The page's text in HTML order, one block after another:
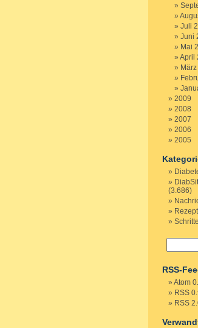
Juli
Juni
Mai
April
2009
2008
2007
2006
2005
(3.686)
RSS-
Atom
RSS
RSS